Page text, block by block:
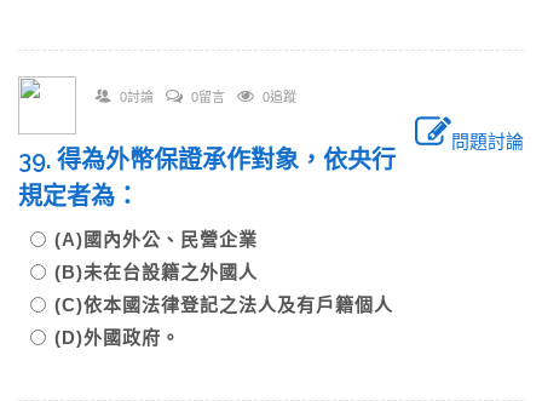
0討論 0留言 0追蹤
問題討論
39. 得為外幣保證承作對象，依央行
規定者為：
(A)國內外公、民營企業
(B)未在台設籍之外國人
(C)依本國法律登記之法人及有戶籍個人
(D)外國政府。